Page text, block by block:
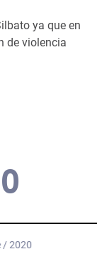
ya que en
de violencia